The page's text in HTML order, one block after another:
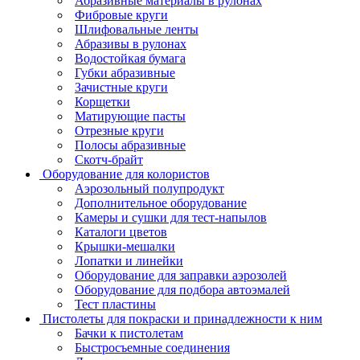
Фибровые круги
Шлифовальные ленты
Абразивы в рулонах
Водостойкая бумага
Губки абразивные
Зачистные круги
Корщетки
Матирующие пасты
Отрезные круги
Полосы абразивные
Скотч-брайт
Оборудование для колористов
Аэрозольный полупродукт
Дополнительное оборудование
Камеры и сушки для тест-напылов
Каталоги цветов
Крышки-мешалки
Лопатки и линейки
Оборудование для заправки аэрозолей
Оборудование для подбора автоэмалей
Тест пластины
Пистолеты для покраски и принадлежности к ним
Бачки к пистолетам
Быстросъемные соединения